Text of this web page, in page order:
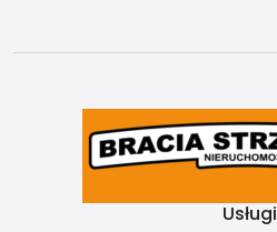
Usługi